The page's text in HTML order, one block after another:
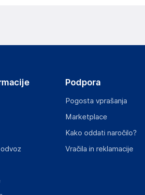
Podpora
Pogosta vprašanja
Marketplace
Kako oddati naročilo?
Vračila in reklamacije